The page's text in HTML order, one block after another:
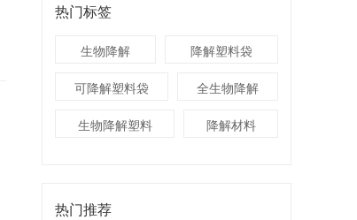
热门标签
生物降解 降解塑料袋
可降解塑料袋 全生物降解
生物降解塑料 降解材料
热门推荐